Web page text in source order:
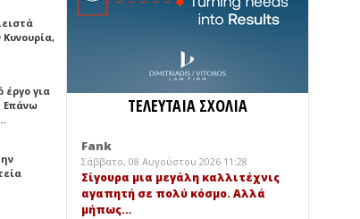
έργο για
Επάνω
ΤΕΛΕΥΤΑΙΑ ΣΧΟΛΙΑ
Fank
Σάββατο, 08 Αυγούστου 2026 11:28
Σίγουρα μια μεγάλη καλλιτέχνις
αγαπητή σε πολύ κόσμο. Αλλά
μήπως…